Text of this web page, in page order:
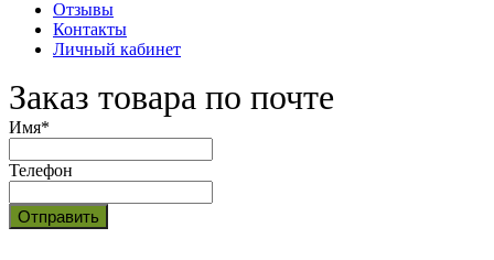
Отзывы
Контакты
Личный кабинет
Заказ товара по почте
Имя*
Телефон
Отправить